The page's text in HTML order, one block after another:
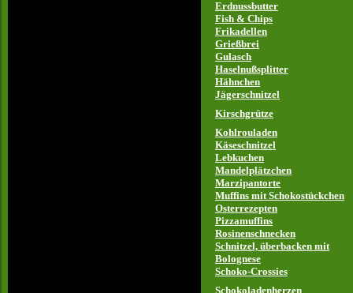
Erdnussbutter
Fish & Chips
Frikadellen
Grießbrei
Gulasch
Haselnußsplitter
Hähnchen
Jägerschnitzel
Kirschgrütze
Kohlrouladen
Käseschnitzel
Lebkuchen
Mandelplätzchen
Marzipantorte
Muffins mit Schokostückchen
Osterrezepten
Pizzamuffins
Rosinenschnecken
Schnitzel, überbacken mit
Bolognese
Schoko-Crossies
Schokoladenherzen